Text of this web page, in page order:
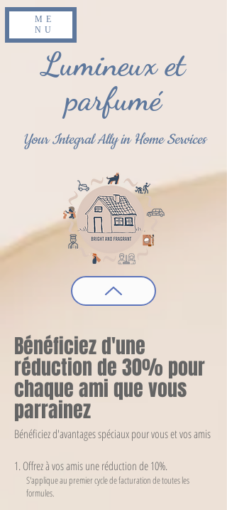
Lumineux et
parfumé
Your Integral Ally in Home Services
ME
NU
Bénéficiez d'une
réduction de 30% pour
chaque ami que vous
parrainez
Bénéficiez d'avantages spéciaux pour vous et vos amis
Offrez à vos amis une réduction de 10%.
S'applique au premier cycle de facturation de toutes les
formules.